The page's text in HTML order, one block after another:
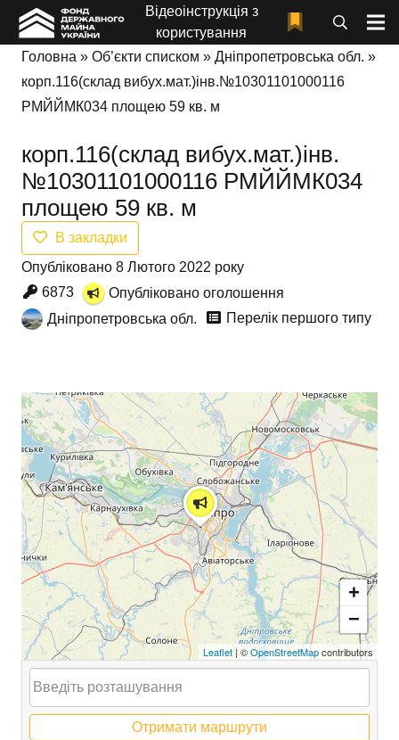
Відеоінструкція з
користування
Головна » Об’єкти списком » Дніпропетровська обл. »
корп.116(склад вибух.мат.)інв.№10301101000116
РМЙЙМК034 площею 59 кв. м
корп.116(склад вибух.мат.)інв.
№10301101000116 РМЙЙМК034
площею 59 кв. м
В закладки
Опубліковано 8 Лютого 2022 року
6873
Опубліковано оголошення
Дніпропетровська обл.
Перелік першого типу
+
−
Leaflet | ©OpenStreetMapcontributors
Отримати маршрути